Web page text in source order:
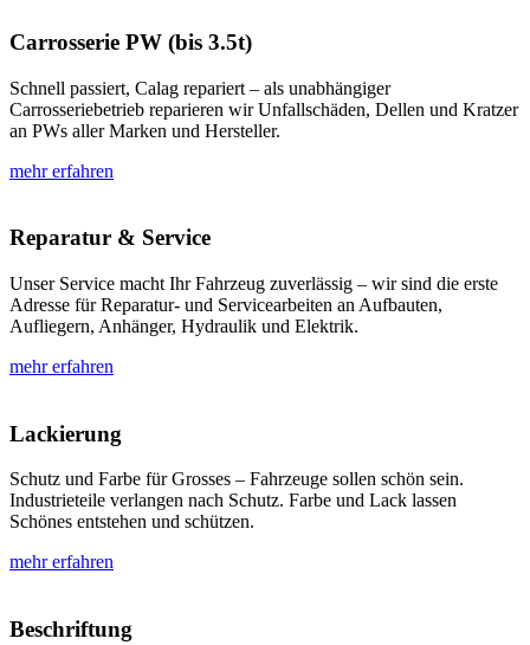
Carrosserie PW (bis 3.5t)
Schnell passiert, Calag repariert – als unabhängiger
Carrosseriebetrieb reparieren wir Unfallschäden, Dellen und Kratzer
an PWs aller Marken und Hersteller.
mehr erfahren
Reparatur & Service
Unser Service macht Ihr Fahrzeug zuverlässig – wir sind die erste
Adresse für Reparatur- und Servicearbeiten an Aufbauten,
Aufliegern, Anhänger, Hydraulik und Elektrik.
mehr erfahren
Lackierung
Schutz und Farbe für Grosses – Fahrzeuge sollen schön sein.
Industrieteile verlangen nach Schutz. Farbe und Lack lassen
Schönes entstehen und schützen.
mehr erfahren
Beschriftung